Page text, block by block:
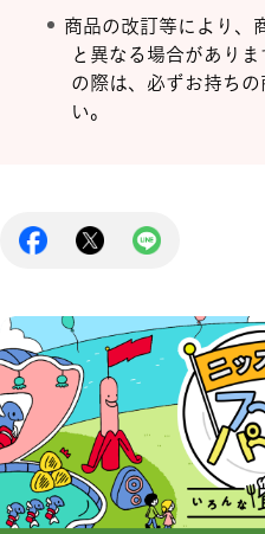
商品の改訂等により、
と異なる場合があり
の際は、必ずお持ち
い。